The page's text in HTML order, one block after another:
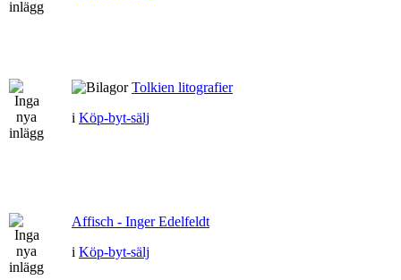
Tolkien litografier
i Köp-byt-sälj
Affisch - Inger Edelfeldt
i Köp-byt-sälj